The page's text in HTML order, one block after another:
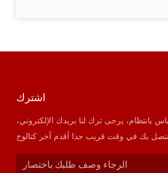
اشترك
بانتظام، يرجى ترك لنا بريدك الإلكتروني،
بك في وقت قريب جدا أقدم آخر كتالوج